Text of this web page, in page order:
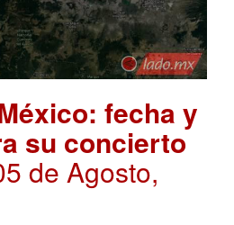
fecha y
su concierto
de Agosto,